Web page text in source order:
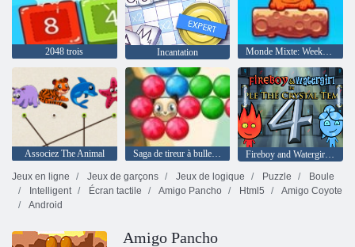
2048 trois Incantation Monde Mixte: Week-end
Associez The Animal Saga de tireur à bulles 2
Fireboy and Watergirl 4: The Crystal Temple
Jeux en ligne
Jeux de garçons Jeux de logique Puzzle
Boule
Intelligent
Écran tactile Amigo Pancho Html5
Amigo Coyote
Android
Amigo Pancho